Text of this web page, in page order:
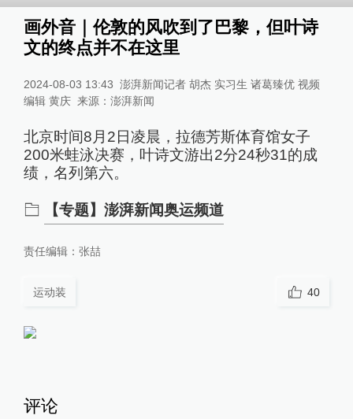
画外音｜伦敦的风吹到了巴黎，但叶诗
文的终点并不在这里
2024-08-03 13:43 澎湃新闻记者 胡杰 实习生 诸葛臻优 视频
编辑 黄庆 来源： 澎湃新闻
北京时间8月2日凌晨，拉德芳斯体育馆女子
200米蛙泳决赛，叶诗文游出2分24秒31的成
绩，名列第六。
【专题】澎湃新闻奥运频道
责任编辑： 张喆
运动装 40
评论